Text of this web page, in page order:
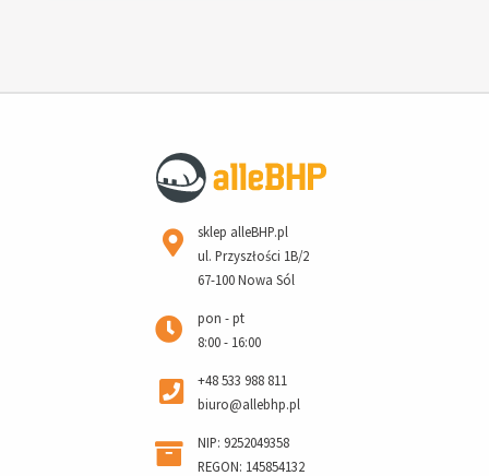
sklep alleBHP.pl
ul. Przyszłości 1B/2
67-100 Nowa Sól
pon - pt
8:00 - 16:00
+48 533 988 811
biuro@allebhp.pl
NIP: 9252049358
REGON: 145854132